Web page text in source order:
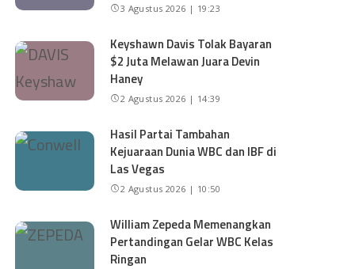
3 Agustus 2026 | 19:23
Keyshawn Davis Tolak Bayaran
$2 Juta Melawan Juara Devin
Haney
2 Agustus 2026 | 14:39
Hasil Partai Tambahan
Kejuaraan Dunia WBC dan IBF di
Las Vegas
2 Agustus 2026 | 10:50
William Zepeda Memenangkan
Pertandingan Gelar WBC Kelas
Ringan